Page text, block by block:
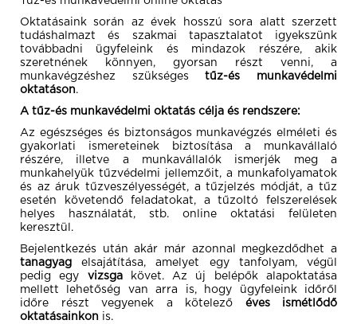
Oktatásaink során az évek hosszú sora alatt szerzett
tudáshalmazt és szakmai tapasztalatot igyekszünk
továbbadni ügyfeleink és mindazok részére, akik
szeretnének könnyen, gyorsan részt venni, a
munkavégzéshez szükségestűz-és munkavédelmi
oktatáson.
A tűz-és munkavédelmi oktatás célja és rendszere:
Az egészséges és biztonságos munkavégzés elméleti és
gyakorlati ismereteinek biztosítása a munkavállaló
részére, illetve a munkavállalók ismerjék meg a
munkahelyük tűzvédelmi jellemzőit, a munkafolyamatok
és az áruk tűzveszélyességét, a tűzjelzés módját, a tűz
esetén követendő feladatokat, a tűzoltó felszerelések
helyes használatát, stb. online oktatási felületen
keresztül.
Bejelentkezés után akár már azonnal megkezdődhet a
tanagyag elsajátítása, amelyet egy tanfolyam, végül
pedig egy vizsga
követ. Az új belépők alapoktatása
mellett lehetőség van arra is, hogy ügyfeleink időről
időre részt vegyenek a kötelező éves ismétlődő
oktatásainkon is.